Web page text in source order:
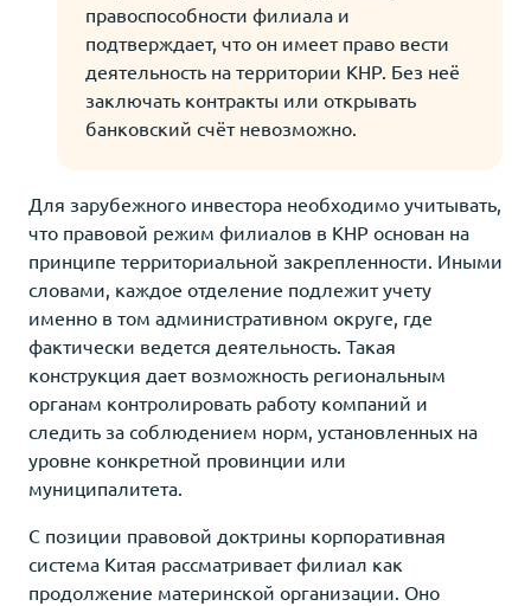
правоспособности филиала и
подтверждает, что он имеет право вести
деятельность на территории КНР. Без неё
заключать контракты или открывать
банковский счёт невозможно.
Для зарубежного инвестора необходимо учитывать,
что правовой режим филиалов в КНР основан на
принципе территориальной закрепленности. Иными
словами, каждое отделение подлежит учету
именно в том административном округе, где
фактически ведется деятельность. Такая
конструкция дает возможность региональным
органам контролировать работу компаний и
следить за соблюдением норм, установленных на
уровне конкретной провинции или
муниципалитета.
С позиции правовой доктрины корпоративная
система Китая рассматривает филиал как
продолжение материнской организации. Оно